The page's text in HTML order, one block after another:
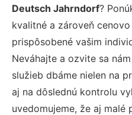
Deutsch Jahrndorf?
kvalitné a zároveň
prispôsobené vašim
Neváhajte a ozvite sa
služieb dbáme nielen na
aj na dôslednú kontrolu
uvedomujeme, že aj